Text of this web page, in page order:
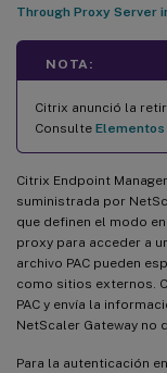
Through Proxy Server
NOTA:
Citrix anunció la
Consulte
Citrix Endpoint
suministrada por
que definen el modo
proxy para acceder a
archivo PAC pueden
como sitios externos.
PAC y envía la
NetScaler Gateway no
Para la autenticación